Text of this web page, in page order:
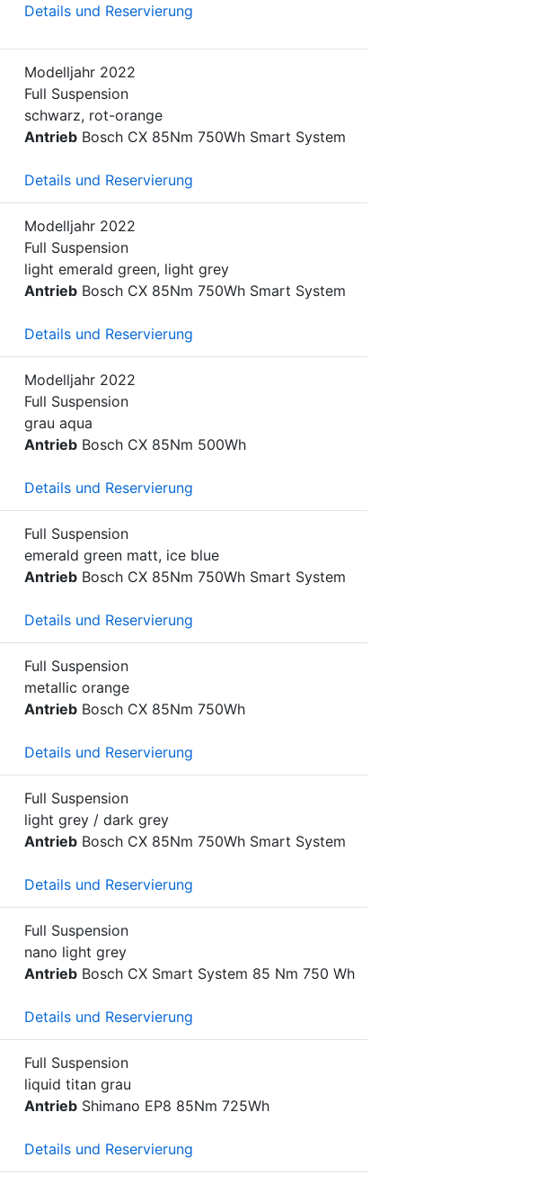
Details und Reservierung
Modelljahr 2022
Full Suspension
schwarz, rot-orange
Antrieb Bosch CX 85Nm 750Wh Smart System
Details und Reservierung
Modelljahr 2022
Full Suspension
light emerald green, light grey
Antrieb Bosch CX 85Nm 750Wh Smart System
Details und Reservierung
Modelljahr 2022
Full Suspension
grau aqua
Antrieb Bosch CX 85Nm 500Wh
Details und Reservierung
Full Suspension
emerald green matt, ice blue
Antrieb Bosch CX 85Nm 750Wh Smart System
Details und Reservierung
Full Suspension
metallic orange
Antrieb Bosch CX 85Nm 750Wh
Details und Reservierung
Full Suspension
light grey / dark grey
Antrieb Bosch CX 85Nm 750Wh Smart System
Details und Reservierung
Full Suspension
nano light grey
Antrieb Bosch CX Smart System 85 Nm 750 Wh
Details und Reservierung
Full Suspension
liquid titan grau
Antrieb Shimano EP8 85Nm 725Wh
Details und Reservierung